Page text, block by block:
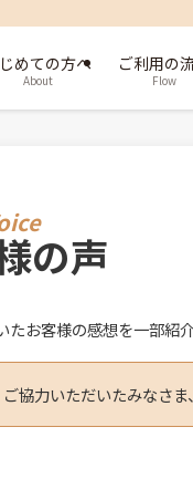
めての方へ
About
ご利用の
Flow
の声
お客様の感想を一部紹
ご協力いただいたみなさ